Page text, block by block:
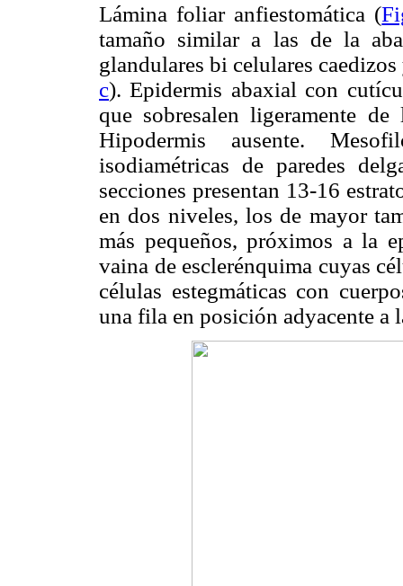
Lámina foliar anfiestomática (
tamaño similar a las de la
glandulares bi celulares
c). Epidermis abaxial con
que sobresalen ligeramente
Hipodermis ausente.
isodiamétricas de paredes
secciones presentan 13-16
en dos niveles, los de mayor
más pequeños, próximos a la
vaina de esclerénquima cuyas
células estegmáticas con
una fila en posición adyacente a